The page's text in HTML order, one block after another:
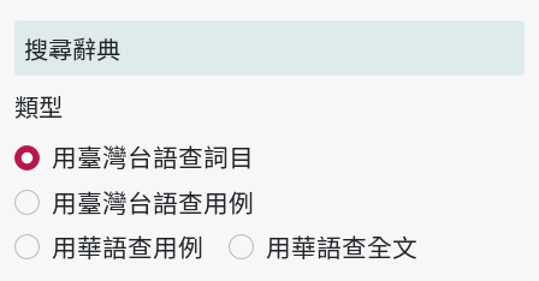
搜尋辭典
類型
用臺灣台語查詞目
用臺灣台語查用例
用華語查用例
用華語查全文